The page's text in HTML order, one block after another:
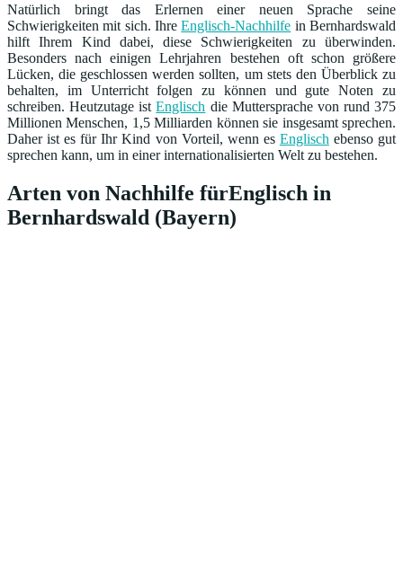
Natürlich bringt das Erlernen einer neuen Sprache seine
Schwierigkeiten mit sich. IhreEnglisch-Nachhilfe in Bernhardswald
hilft Ihrem Kind dabei, diese Schwierigkeiten zu überwinden.
Besonders nach einigen Lehrjahren bestehen oft schon größere
Lücken, die geschlossen werden sollten, um stets den Überblick zu
behalten, im Unterricht folgen zu können und gute Noten zu
schreiben. Heutzutage istEnglisch die Muttersprache von rund 375
Millionen Menschen, 1,5 Milliarden können sie insgesamt sprechen.
Daher ist es für Ihr Kind von Vorteil, wenn es Englisch ebenso gut
sprechen kann, um in einer internationalisierten Welt zu bestehen.
Arten von Nachhilfe fürEnglisch in
Bernhardswald (Bayern)